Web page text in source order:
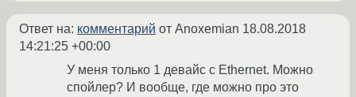
Ответ на: комментарий от Anoxemian 18.08.2018
14:21:25 +00:00
У меня только 1 девайс с Ethernet. Можно
спойлер? И вообще, где можно про это